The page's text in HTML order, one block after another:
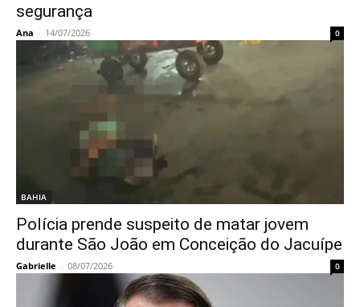
segurança
Ana - 14/07/2026 0
BAHIA
Polícia prende suspeito de matar jovem
durante São João em Conceição do Jacuípe
Gabrielle - 08/07/2026 0